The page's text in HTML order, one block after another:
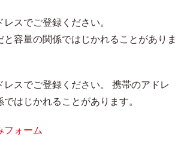
スでご登録ください。
と容量の関係ではじかれることがありま
スでご登録ください。 携帯のアドレ
はじかれることがあります。
フォーム